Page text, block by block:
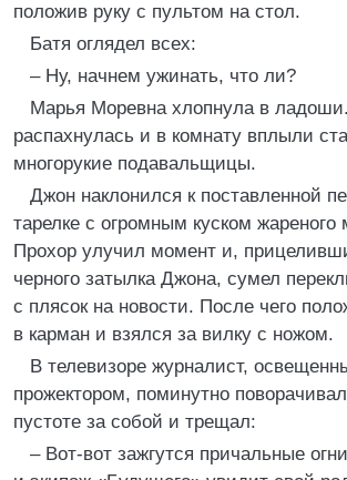
положив руку с пультом на стол.
Батя оглядел всех:
– Ну, начнем ужинать, что ли?
Марья Моревна хлопнула в
распахнулась и в комнату вплыли
многорукие подавальщицы.
Джон наклонился к поставленной
тарелке с огромным куском жареного
Прохор улучил момент и,
черного затылка Джона, сумел
с плясок на новости. После чего
в карман и взялся за вилку с ножом.
В телевизоре журналист,
прожектором, поминутно
пустоте за собой и трещал:
– Вот-вот зажгутся причальные